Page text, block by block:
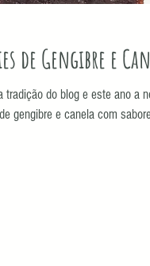
de Gengibre e
tradição do blog e este ano a
gengibre e canela com